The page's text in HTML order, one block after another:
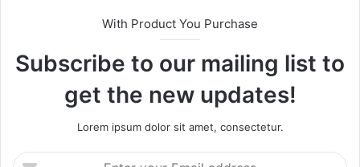
With Product You Purchase
Subscribe to our mailing list to
get the new updates!
Lorem ipsum dolor sit amet, consectetur.
Enter